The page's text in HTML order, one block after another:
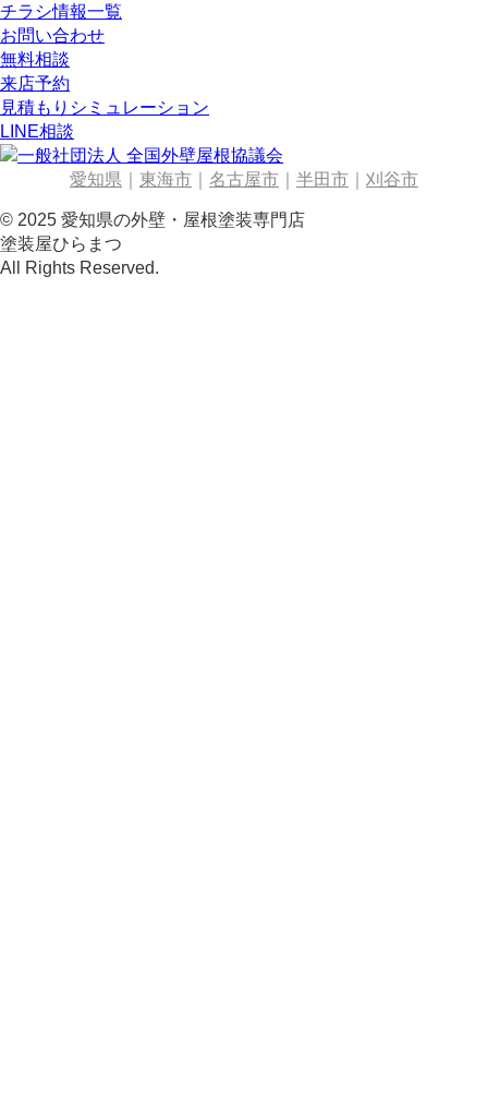
チラシ情報一覧
お問い合わせ
無料相談
来店予約
見積もりシミュレーション
LINE相談
愛知県 東海市 名古屋市 半田市 刈谷市
© 2025 愛知県の外壁・屋根塗装専門店
塗装屋ひらまつ
All Rights Reserved.